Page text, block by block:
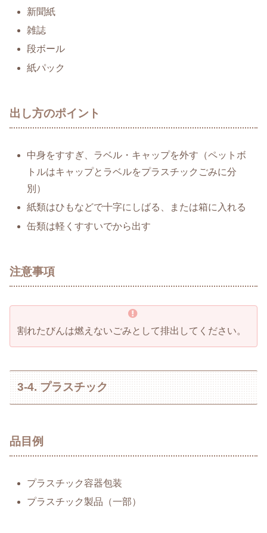
新聞紙
雑誌
段ボール
紙パック
出し方のポイント
中身をすすぎ、ラベル・キャップを外す（ペットボ
トルはキャップとラベルをプラスチックごみに分
別）
紙類はひもなどで十字にしばる、または箱に入れる
缶類は軽くすすいでから出す
注意事項
割れたびんは燃えないごみとして排出してください。
3-4. プラスチック
品目例
プラスチック容器包装
プラスチック製品（一部）